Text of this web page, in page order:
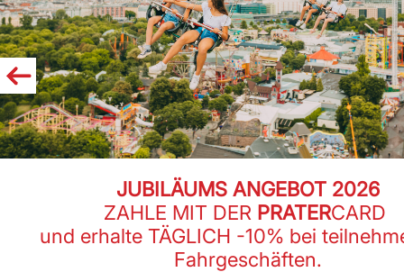
JUBILÄUMS ANGEBOT 2026
ZAHLE MIT DER PRATERCARD
und erhalte TÄGLICH -10% bei
Fahrgeschäften.